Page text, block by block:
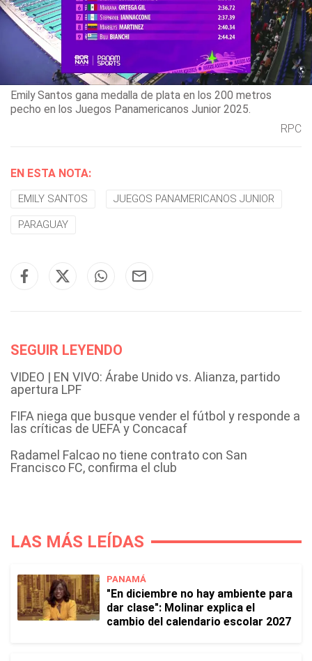
Emily Santos gana medalla de plata en los 200 metros
pecho en los Juegos Panamericanos Junior 2025.
RPC
EN ESTA NOTA:
EMILY SANTOS JUEGOS PANAMERICANOS JUNIOR
PARAGUAY
SEGUIR LEYENDO
VIDEO | EN VIVO: Árabe Unido vs. Alianza, partido
apertura LPF
FIFA niega que busque vender el fútbol y responde a
las críticas de UEFA y Concacaf
Radamel Falcao no tiene contrato con San
Francisco FC, confirma el club
LAS MÁS LEÍDAS
PANAMÁ
"En diciembre no hay ambiente para
dar clase": Molinar explica el
cambio del calendario escolar 2027